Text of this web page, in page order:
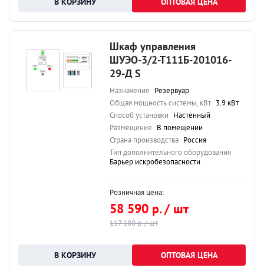
Шкаф управления
ШУЭО-3/2-Т111Б-201016-
29-Д S
Назначение Резервуар
Общая мощность системы, кВт 3.9 кВт
Способ установки Настенный
Размещение В помещении
Страна производства Россия
Тип дополнительного оборудования
Барьер искробезопасности
Розничная цена:
58 590 р. / шт
117 180 р. / шт
ОПТОВАЯ ЦЕНА